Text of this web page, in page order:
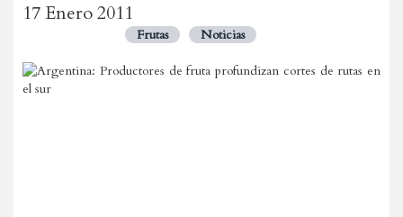
17 Enero 2011
Frutas Noticias